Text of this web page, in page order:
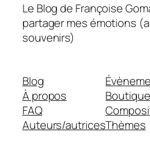
Le Blog de Françoise
partager mes émotions
souvenirs)
Blog
À propos
FAQ
Auteurs/autrices
Boutique
Thèmes